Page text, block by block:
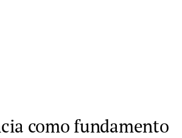
como fundamento